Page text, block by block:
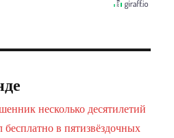
несколько десятилетий
бесплатно в пятизвёздочных